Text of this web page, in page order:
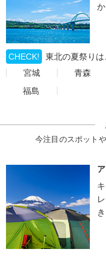
CHECK!
東北の夏祭りは
宮城
青森
福島
今注目のスポット